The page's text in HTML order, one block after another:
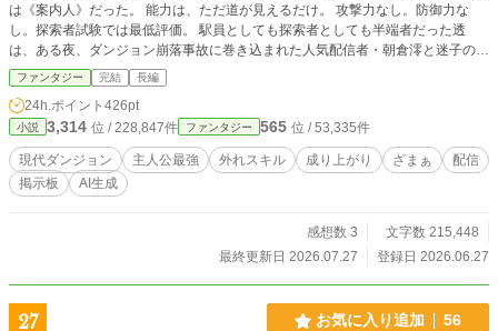
は《案内人》だった。 能力は、ただ道が見えるだけ。 攻撃力なし。防御力な
し。探索者試験では最低評価。 駅員としても探索者としても半端者だった透
は、ある夜、ダンジョン崩落事故に巻き込まれた人気配信者・朝倉澪と迷子の少
年を助ける。 その瞬間、生配信に映った。 「白い線に沿って走れ。そこだけが
生きて帰れる道だ」 誰も知らない安全ルート。 閉ざされた改札の先にある隠し
出口。 ボスを倒さず、人を全員生還させる異常な攻略。 掲示板は騒然。 大手ギ
ルドは能力を奪おうとし、ダンジョン庁は彼を国家機密扱いする。 これは、戦
えない外れ職の青年が、最短ルートだけで世界最高の探索者になる物語。
ファンタジー 完結 長編
24h.ポイント 426pt
小説 3,314 位 / 228,847件 ファンタジー 565 位 / 53,335件
現代ダンジョン 主人公最強 外れスキル 成り上がり ざまぁ
配信
掲示板
AI生成
感想数 3
文字数 215,448
最終更新日 2026.07.27
登録日 2026.06.27
27 お気に入り追加 56